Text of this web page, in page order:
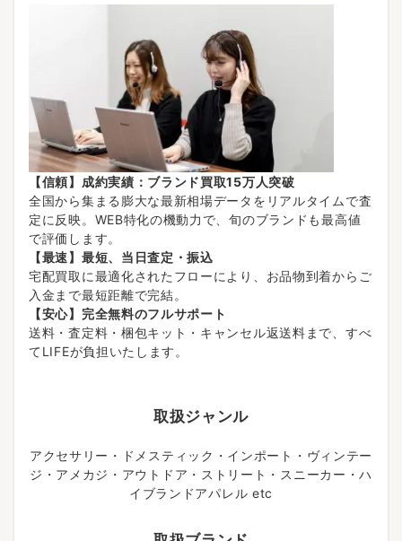
【信頼】成約実績：ブランド買取15万人突破
全国から集まる膨大な最新相場データをリアルタイムで査
定に反映。WEB特化の機動力で、旬のブランドも最高値
で評価します。
【最速】最短、当日査定・振込
宅配買取に最適化されたフローにより、お品物到着からご
入金まで最短距離で完結。
【安心】完全無料のフルサポート
送料・査定料・梱包キット・キャンセル返送料まで、すべ
てLIFEが負担いたします。
取扱ジャンル
アクセサリー・ドメスティック・インポート・ヴィンテー
ジ・アメカジ・アウトドア・ストリート・スニーカー・ハ
イブランドアパレル etc